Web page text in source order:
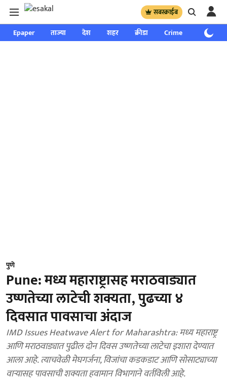
सबस्क्राईब
Epaper ताज्या देश शहर क्रीडा Crime साप्ताहिक
पुणे
Pune: मध्य महाराष्ट्रासह मराठवाड्यात
उष्णतेच्या लाटेची शक्यता, पुढच्या ४
दिवसात पावसाचा अंदाज
IMD Issues Heatwave Alert for Maharashtra: मध्य महाराष्ट्र
आणि मराठवाड्यात पुढील दोन दिवस उष्णतेच्या लाटेचा इशारा देण्यात
आला आहे. त्याचवेळी मेघगर्जना, विजांचा कडकडाट आणि सोसाट्याच्या
वाऱ्यासह पावसाची शक्यता हवामान विभागाने वर्तविली आहे.